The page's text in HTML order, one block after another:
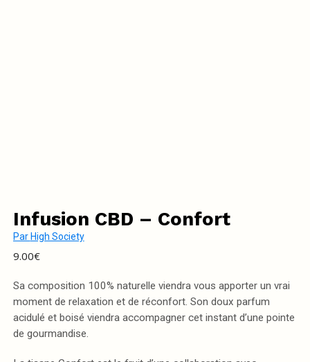
Infusion CBD – Confort
Par High Society
9.00€
Sa composition 100% naturelle viendra vous apporter un vrai
moment de relaxation et de réconfort. Son doux parfum
acidulé et boisé viendra accompagner cet instant d’une pointe
de gourmandise.